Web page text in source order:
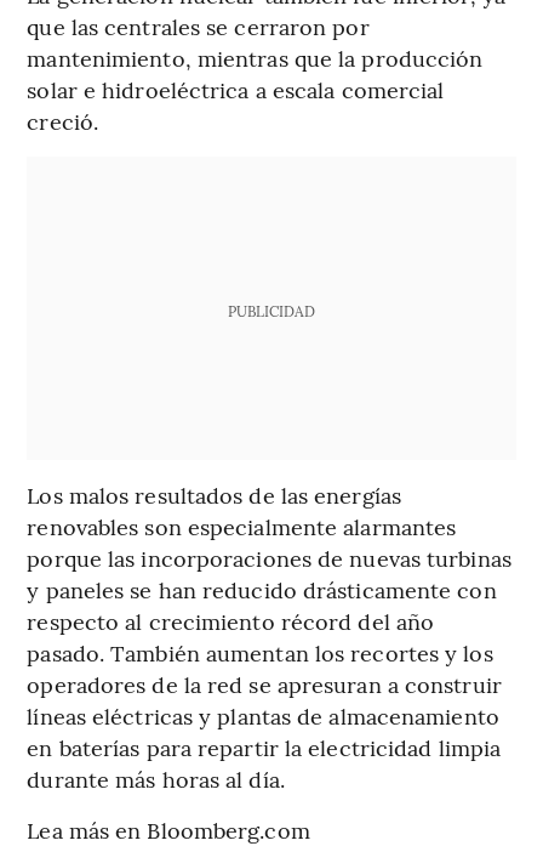
que las centrales se cerraron por
mantenimiento, mientras que la producción
solar e hidroeléctrica a escala comercial
creció.
PUBLICIDAD
Los malos resultados de las energías
renovables son especialmente alarmantes
porque las incorporaciones de nuevas turbinas
y paneles se han reducido drásticamente con
respecto al crecimiento récord del año
pasado. También aumentan los recortes y los
operadores de la red se apresuran a construir
líneas eléctricas y plantas de almacenamiento
en baterías para repartir la electricidad limpia
durante más horas al día.
Lea más en Bloomberg.com